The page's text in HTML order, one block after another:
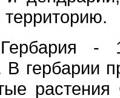
В гербарии
растения